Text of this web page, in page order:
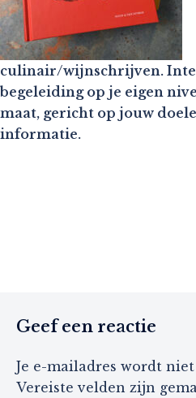
culinair/wijnschrijven.
begeleiding op je eigen
maat, gericht op jouw
informatie.
Geef een reactie
Je e-mailadres wordt
Vereiste velden zijn